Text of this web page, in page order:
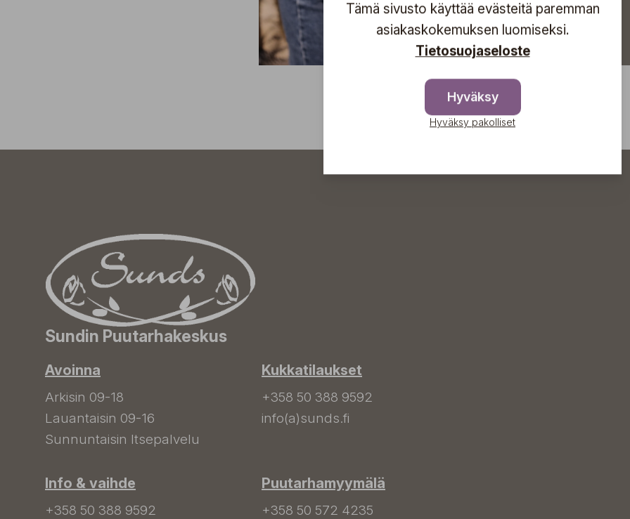
Sundin Puutarhakeskus
Avoinna
Arkisin 09-18
Lauantaisin 09-16
Sunnuntaisin Itsepalvelu
Info & vaihde
+358 50 388 9592
Kukkatilaukset
+358 50 388 9592
info(a)sunds.fi
Puutarhamyymälä
+358 50 572 4235
Tämä sivusto käyttää evästeitä paremman
asiakaskokemuksen luomiseksi.
Tietosuojaseloste
Hyväksy
Hyväksy pakolliset